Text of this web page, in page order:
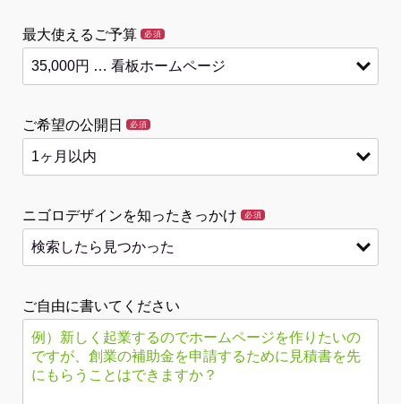
最大使えるご予算 必須
ご希望の公開日 必須
ニゴロデザインを知ったきっかけ 必須
ご自由に書いてください